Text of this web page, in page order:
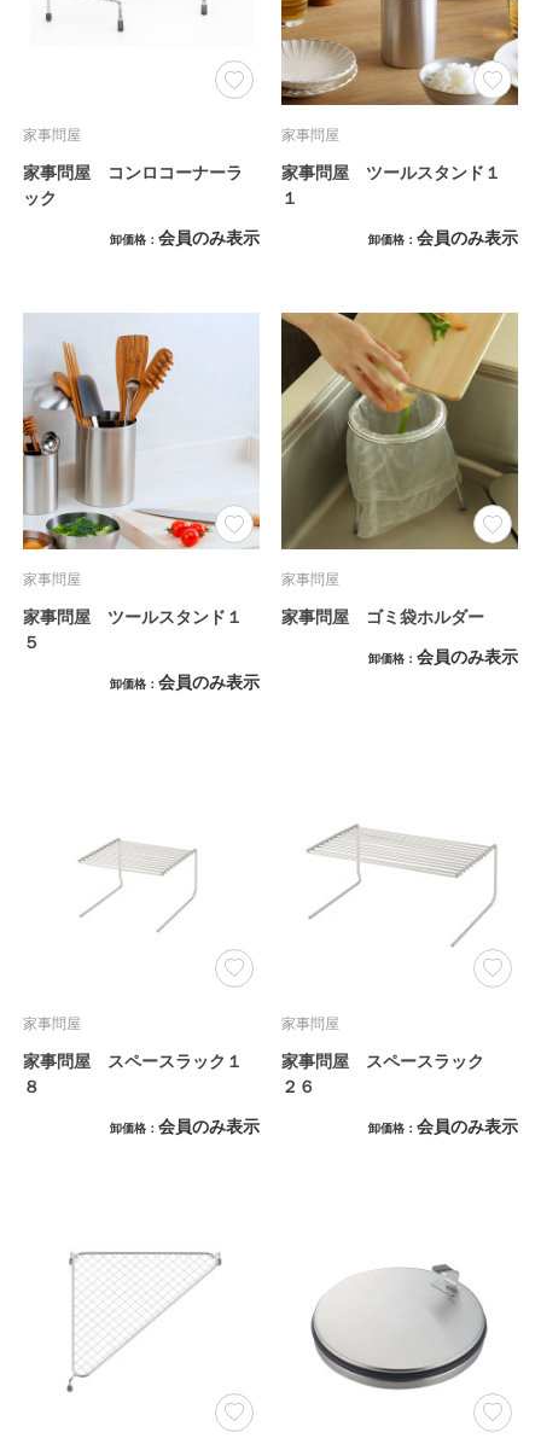
家事問屋
家事問屋 コンロコーナーラ
ック
卸価格 会員のみ表示
家事問屋
家事問屋 ツールスタンド１
１
卸価格 会員のみ表示
家事問屋
家事問屋 ツールスタンド１
５
卸価格 会員のみ表示
家事問屋
家事問屋 ゴミ袋ホルダー
卸価格 会員のみ表示
家事問屋
家事問屋 スペースラック１
８
卸価格 会員のみ表示
家事問屋
家事問屋 スペースラック
２６
卸価格 会員のみ表示